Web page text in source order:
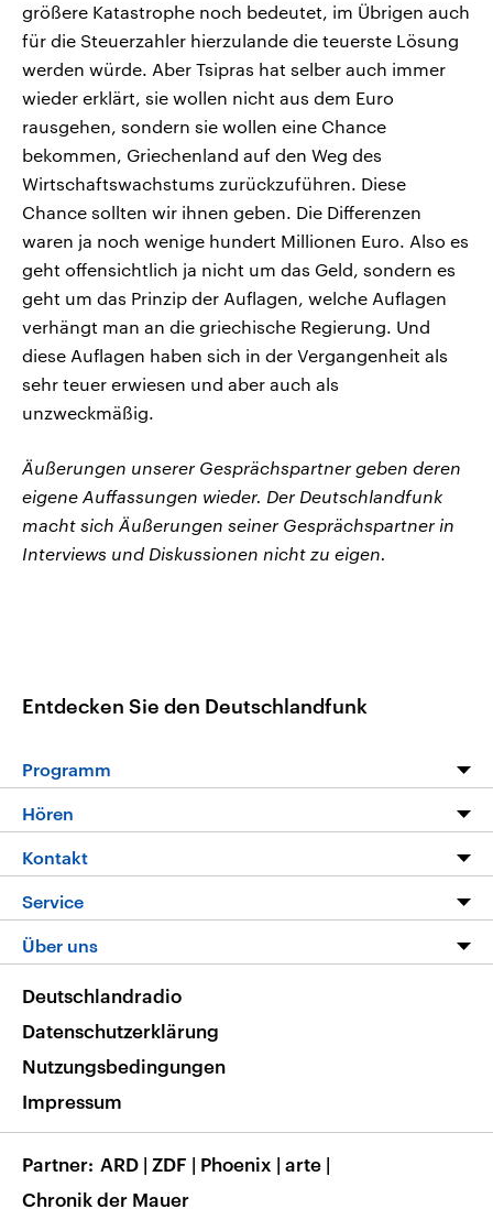
größere Katastrophe noch bedeutet, im Übrigen auch
für die Steuerzahler hierzulande die teuerste Lösung
werden würde. Aber Tsipras hat selber auch immer
wieder erklärt, sie wollen nicht aus dem Euro
rausgehen, sondern sie wollen eine Chance
bekommen, Griechenland auf den Weg des
Wirtschaftswachstums zurückzuführen. Diese
Chance sollten wir ihnen geben. Die Differenzen
waren ja noch wenige hundert Millionen Euro. Also es
geht offensichtlich ja nicht um das Geld, sondern es
geht um das Prinzip der Auflagen, welche Auflagen
verhängt man an die griechische Regierung. Und
diese Auflagen haben sich in der Vergangenheit als
sehr teuer erwiesen und aber auch als
unzweckmäßig.
Äußerungen unserer Gesprächspartner geben deren
eigene Auffassungen wieder. Der Deutschlandfunk
macht sich Äußerungen seiner Gesprächspartner in
Interviews und Diskussionen nicht zu eigen.
Entdecken Sie den Deutschlandfunk
Programm
Programm
Die Nachrichten
Nachrichtenleicht
Neue Beiträge auf dlf.de
Hören
Livestream
Podcasts
Deutschlandfunk App
Nachrichten App
Frequenzen
Kontakt
Hörerservice
Service
FAQ
Veranstaltungen
Musikliste
RSS
Über uns
Barrierefreiheit
Deutschlandradio
Datenschutzerklärung
Nutzungsbedingungen
Impressum
Partner ARD | ZDF | Phoenix | arte |
Chronik der Mauer